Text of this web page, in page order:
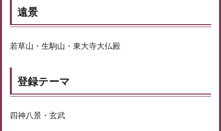
遠景
若草山・生駒山・東大寺大仏殿
登録テーマ
四神八景・玄武